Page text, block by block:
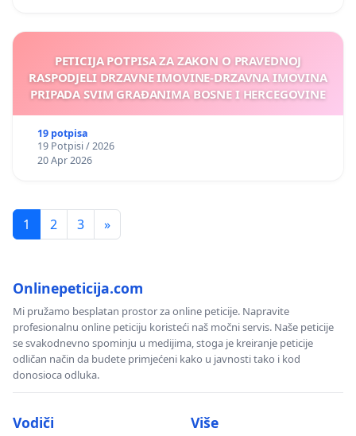
PETICIJA POTPISA ZA ZAKON O PRAVEDNOJ
RASPODJELI DRZAVNE IMOVINE-DRZAVNA IMOVINA
PRIPADA SVIM GRAĐANIMA BOSNE I HERCEGOVINE
19 potpisa
19 Potpisi / 2026
20 Apr 2026
1 2 3 »
Onlinepeticija.com
Mi pružamo besplatan prostor za online peticije. Napravite
profesionalnu online peticiju koristeći naš močni servis. Naše peticije
se svakodnevno spominju u medijima, stoga je kreiranje peticije
odličan način da budete primjećeni kako u javnosti tako i kod
donosioca odluka.
Vodiči Više